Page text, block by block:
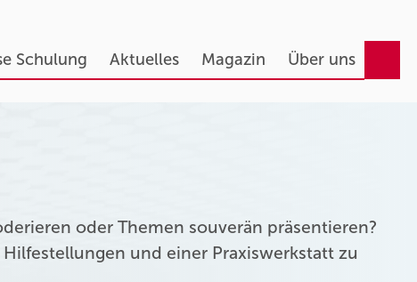
Schulung Aktuelles Magazin Über uns
oder Themen souverän präsentieren?
und einer Praxiswerkstatt zu